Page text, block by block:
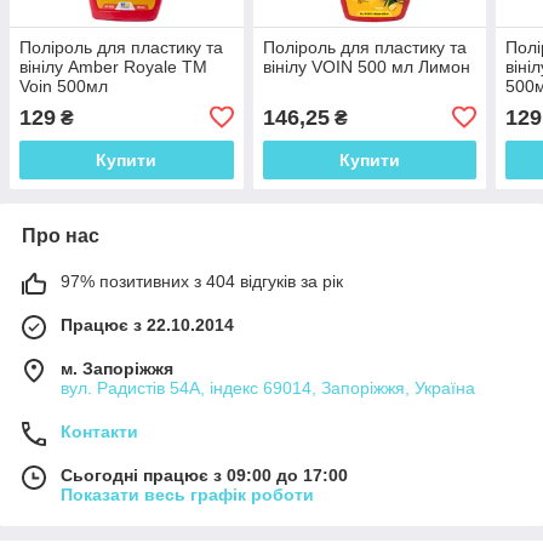
Поліроль для пластику та
вінілу Amber Royale ТМ
Voin 500мл
129 ₴
Купити
Поліроль для пластику та
вінілу VOIN 500 мл Лимон
146,25₴
Купити
129
Про нас
97% позитивних з 404 відгуків за рік
Працює з 22.10.2014
м. Запоріжжя
вул. Радистів 54А, індекс 69014, Запоріжжя, Україна
Контакти
Сьогодні працює з 09:00 до 17:00
Показати весь графік роботи